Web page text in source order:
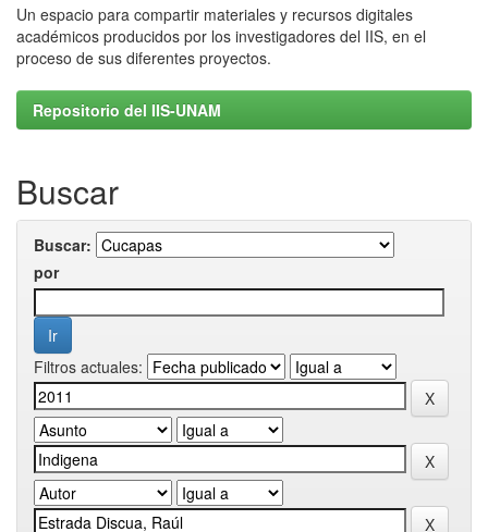
Un espacio para compartir materiales y recursos digitales
académicos producidos por los investigadores del IIS, en el
proceso de sus diferentes proyectos.
Repositorio del IIS-UNAM
Buscar
Buscar:
por
Filtros actuales: